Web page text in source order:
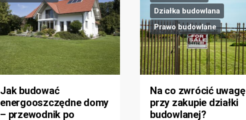
Jak budować
energooszczędne domy
– przewodnik po
Działka budowlana
Prawo budowlane
Na co zwrócić uwagę
przy zakupie działki
budowlanej?